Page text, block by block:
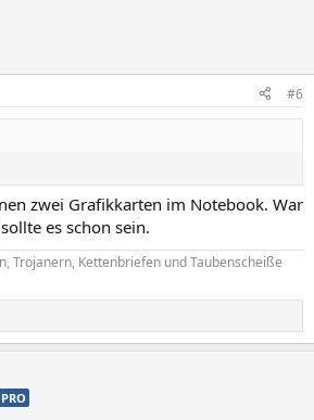
#6
zwei Grafikkarten im Notebook. War
es schon sein.
Trojanern, Kettenbriefen und Taubenscheiße
PRO